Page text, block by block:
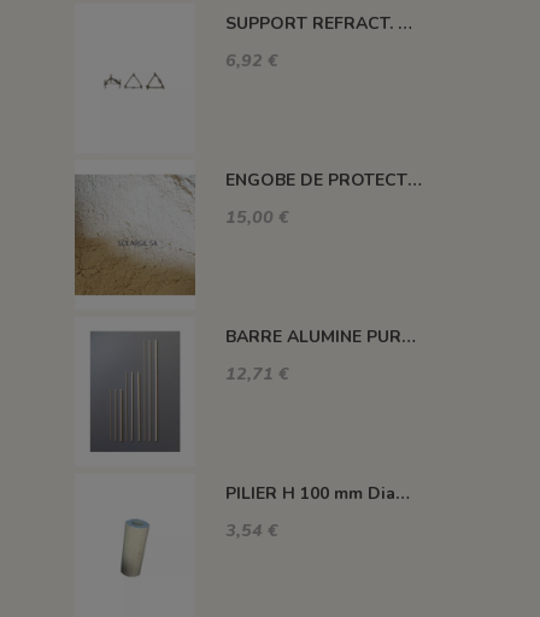
SUPPORT REFRACT. DOUBLE ROND Ø 100 MM 1260°C
6,92 €
ENGOBE DE PROTECTION POUR LES PLAQUES
15,00 €
BARRE ALUMINE PURE 1400°C L200 X 2 MM
12,71 €
PILIER H 100 mm Diam.43 mm 1350°C
3,54 €